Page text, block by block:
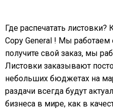
Где распечатать
Copy General ! Мы
получите свой заказ, мы
Листовки заказывают
небольших бюджетах на
раздачи всегда будут
бизнеса в мире, как в